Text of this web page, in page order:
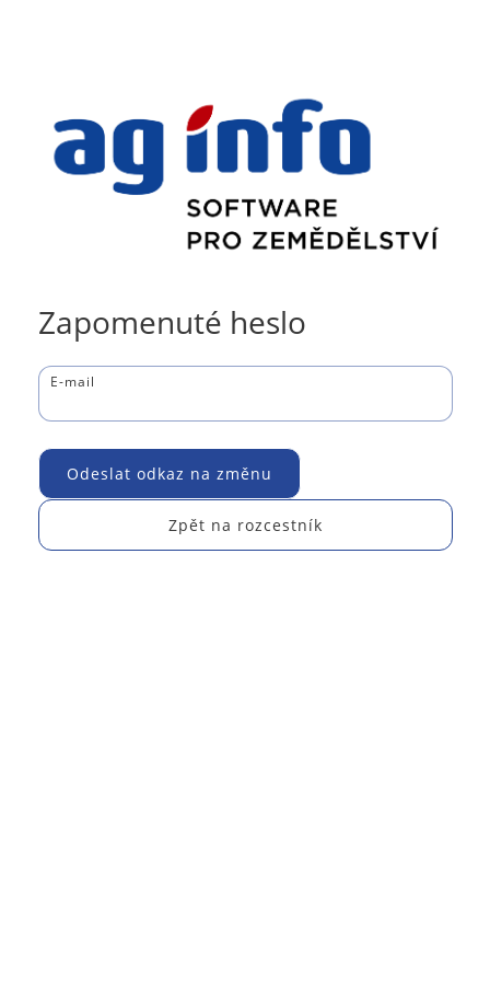
Zapomenuté heslo
E-mail
Odeslat odkaz na změnu
Zpět na rozcestník